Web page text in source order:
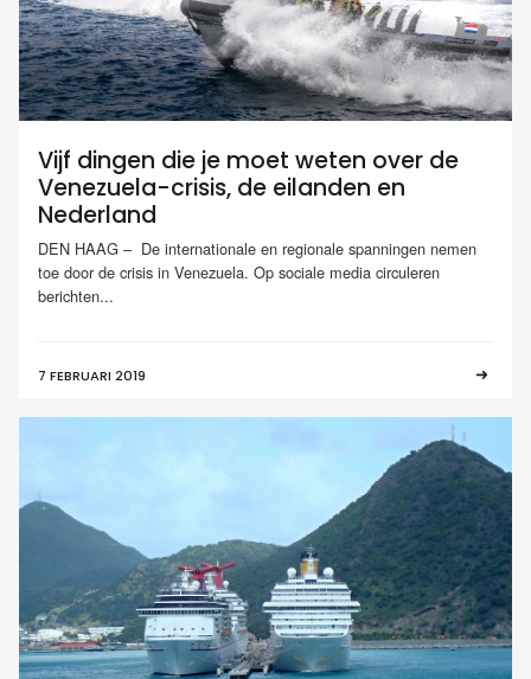
Vijf dingen die je moet weten over de
Venezuela-crisis, de eilanden en
Nederland
DEN HAAG – De internationale en regionale spanningen nemen
toe door de crisis in Venezuela. Op sociale media circuleren
berichten...
7 FEBRUARI 2019